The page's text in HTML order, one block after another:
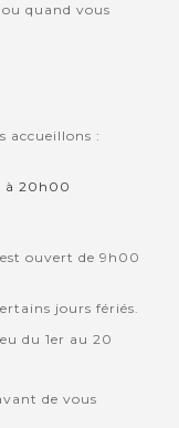
quand vous
accueillons :
à 20h00
ouvert de 9h00
jours fériés.
du 1er au 20
de vous